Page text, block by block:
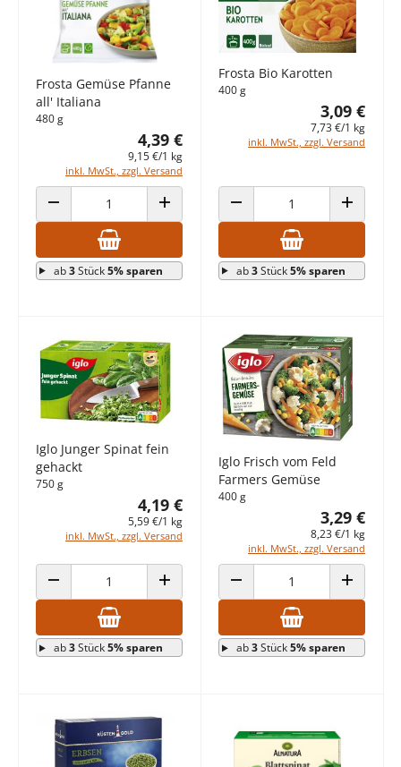
Frosta Gemüse Pfanne
all' Italiana
480 g
4,39 €
9,15 €/1 kg
inkl. MwSt., zzgl. Versand
ANZAHL VERRINGERN ANZAHL ERHÖHEN
ab3Stück5% sparen
Frosta Bio Karotten
400 g
3,09 €
7,73 €/1 kg
inkl. MwSt., zzgl. Versand
ANZAHL VERRINGERN ANZAHL
ab3Stück5% sparen
Iglo Junger Spinat fein
gehackt
750 g
4,19 €
5,59 €/1 kg
inkl. MwSt., zzgl. Versand
ANZAHL VERRINGERN ANZAHL ERHÖHEN
ab3Stück5% sparen
Iglo Frisch vom Feld
Farmers Gemüse
400 g
3,29 €
8,23 €/1 kg
inkl. MwSt., zzgl. Versand
ANZAHL VERRINGERN ANZAHL
ab3Stück5% sparen